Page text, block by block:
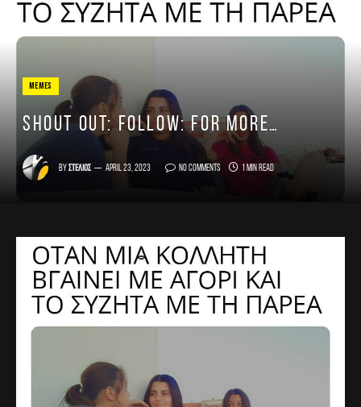
MEMES
Shout out: FOLLOW: for more…
ByΣτέλιος April 23, 2023 No Comments 1 Min Read